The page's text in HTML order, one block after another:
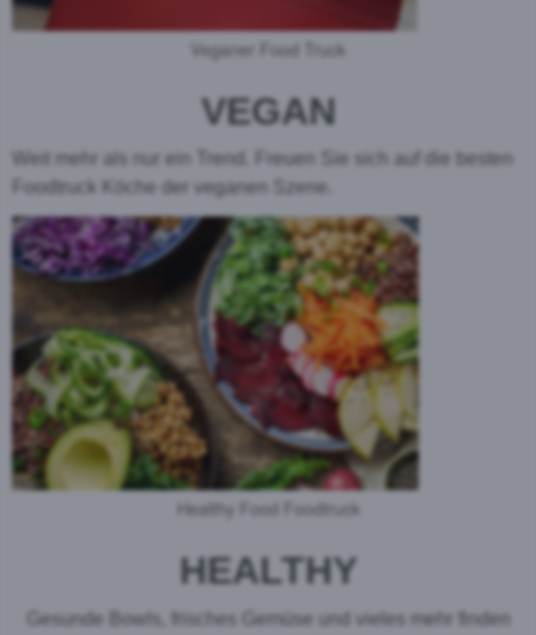
Veganer Food Truck
VEGAN
Weit mehr als nur ein Trend. Freuen Sie sich auf die besten
Foodtruck Köche der veganen Szene.
Healthy Food Foodtruck
HEALTHY
Gesunde Bowls, frisches Gemüse und vieles mehr finden